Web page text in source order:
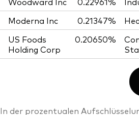
Moderna Inc
0.21347%
US Foods
Holding Corp
0.20650%
In der prozentualen